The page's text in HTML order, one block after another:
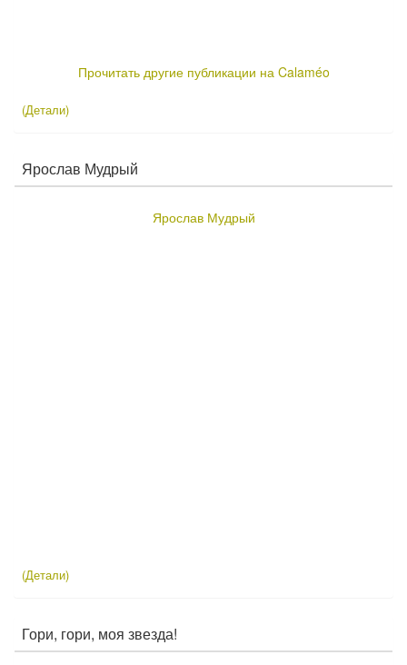
Прочитать другие публикации на Calaméo
(Детали)
Ярослав Мудрый
Ярослав Мудрый
(Детали)
Гори, гори, моя звезда!